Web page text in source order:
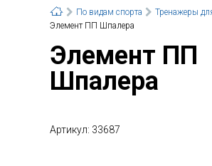
По видам спорта
Тренажеры
Элемент ПП Шпалера
Элемент ПП
Шпалера
Артикул: 33687